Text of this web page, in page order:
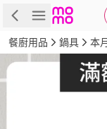
商品
餐廚用品 鍋具 本